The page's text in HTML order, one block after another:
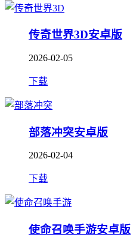
传奇世界3D安卓版
2026-02-05
下载
部落冲突安卓版
2026-02-04
下载
使命召唤手游安卓版